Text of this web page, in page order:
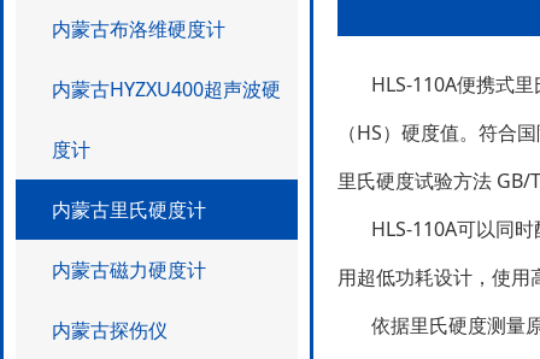
内蒙古布洛维硬度计
内蒙古HYZXU400超声波硬
度计
内蒙古里氏硬度计
内蒙古磁力硬度计
内蒙古探伤仪
HLS-110A便携式里
（HS）硬度值。
里氏硬度试验方法 GB/
HLS-110A可以同时配
用超低功耗设计，使
依据里氏硬度测量原理